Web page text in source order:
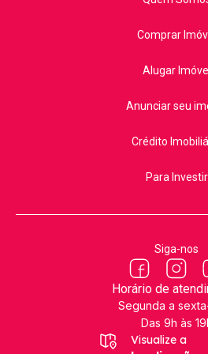
Comprar
Alugar Imóvel
Anunciar seu
Crédito
Para Investir
Siga-nos
Horário de
Segunda a
Das 9h às
Visualize a